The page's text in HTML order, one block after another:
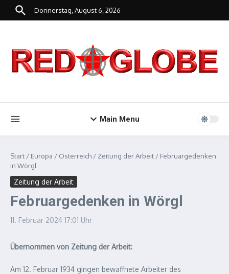
Zum Inhalt springen
Donnerstag, August 6, 2026
Main Menu
Start / Europa / Österreich / Zeitung der Arbeit / Februargedenken
in Wörgl
Zeitung der Arbeit
Februargedenken in Wörgl
11. Februar 2024 17:01 Uhr
Übernommen von Zeitung der Arbeit:
Am 12. Februar 1934 gingen bewaffnete Arbeiter des